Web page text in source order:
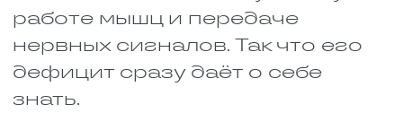
Творог, кефир, сыр и
натуральный йогурт. В них
есть кальций, который идёт
на строительство костной
ткани. Но есть нюанс: без
витамина D он почти не